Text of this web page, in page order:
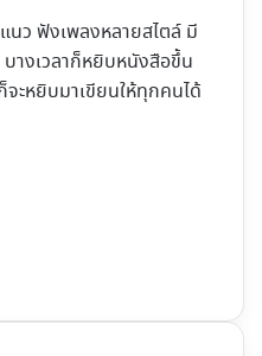
ว ฟังเพลงหลายสไตล์ มี
บางเวลาก็หยิบหนังสือขึ้น
ะหยิบมาเขียนให้ทุกคนได้